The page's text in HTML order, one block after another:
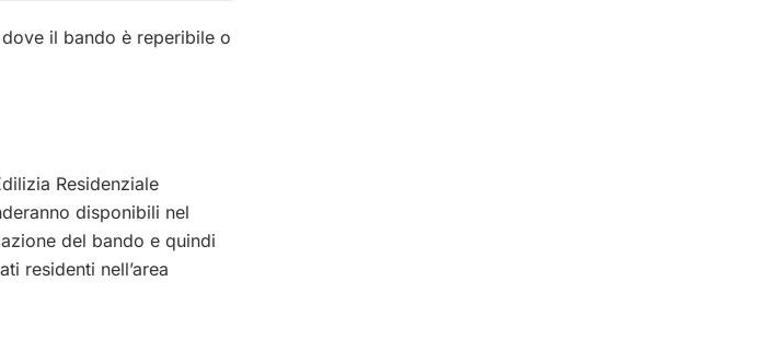
il bando è reperibile o
Residenziale
disponibili nel
del bando e quindi
residenti nell’area